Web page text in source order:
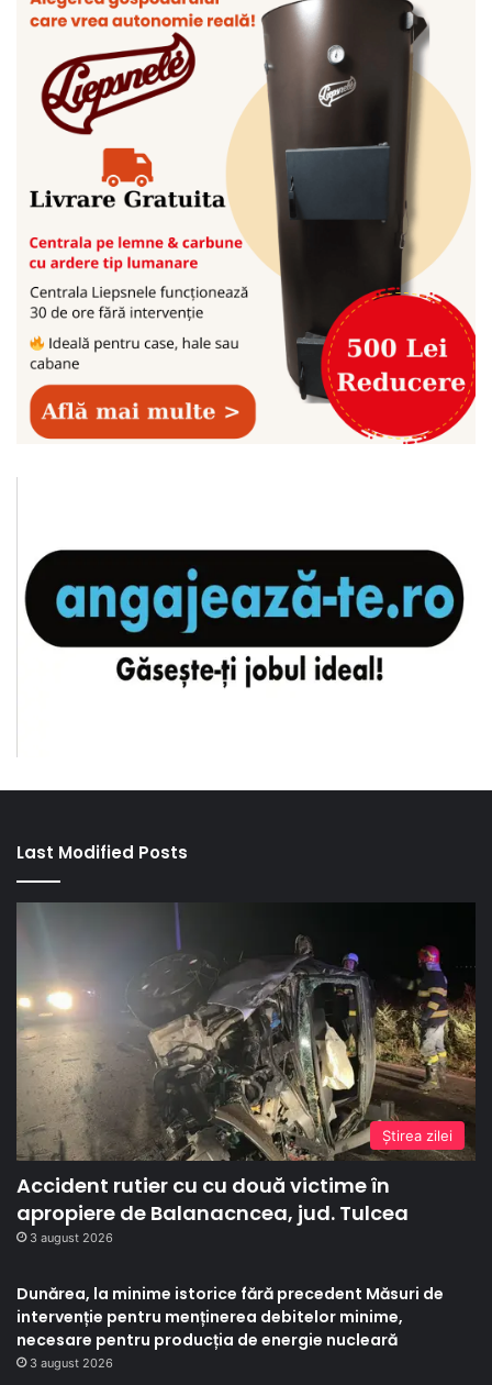
Last Modified Posts
Ştirea zilei
Accident rutier cu cu două victime în
apropiere de Balanacncea, jud. Tulcea
3 august 2026
Dunărea, la minime istorice fără precedent Măsuri de
intervenție pentru menținerea debitelor minime,
necesare pentru producția de energie nucleară
3 august 2026